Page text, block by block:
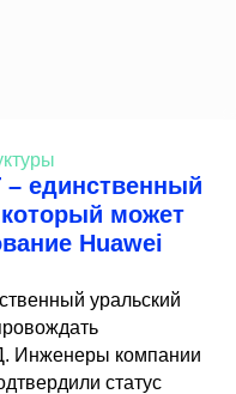
единственный
который может
Huawei
уральский
Инженеры компании
статус